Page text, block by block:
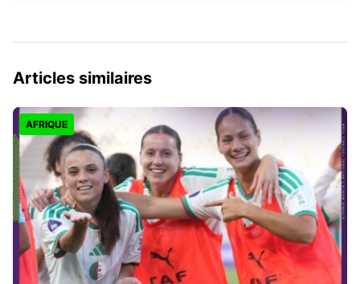
Articles similaires
AFRIQUE